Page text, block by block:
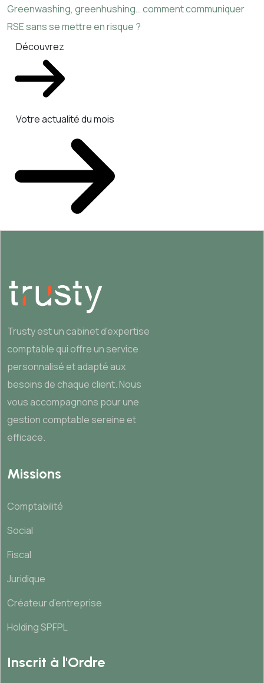
Greenwashing, greenhushing… comment communiquer
RSE sans se mettre en risque ?
Découvrez
Votre actualité du mois
Trusty est un cabinet d'expertise
comptable qui offre un service
personnalisé et adapté aux
besoins de chaque client. Nous
vous accompagnons pour une
gestion comptable sereine et
efficace.
Missions
Comptabilité
Social
Fiscal
Juridique
Créateur d’entreprise
Holding SPFPL
Inscrit à l'Ordre